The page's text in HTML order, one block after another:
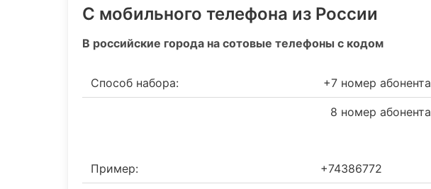
С мобильного телефона из России
В российские города на сотовые телефоны с кодом
Способ набора: +7 номер абонента
8 номер абонента
Пример: +74386772